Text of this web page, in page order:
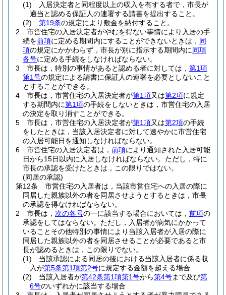
(1)
入居決定者と同程度以上の収入を有する者で，市長が
適当と認める保証人の連署する請書を提出すること。
(2)
第19条の規定により敷金を納付すること。
2
市営住宅の入居決定者がやむを得ない事情により入居の手
続を前項に定める期間内にすることができないときは， 同
項の規定にかかわらず，市長が別に指示する期間内に同項
各号に定める手続をしなければならない。
3
市長は，特別の事情があると認める者に対しては， 第1項
第1号の規定による請書に保証人の連署を必要としないこと
とすることができる。
4
市長は，市営住宅の入居決定者が第1項又は第2項に規定
する期間内に第1項の手続をしないときは，市営住宅の入居
の決定を取り消すことができる。
5
市長は，市営住宅の入居決定者が第1項又は第2項の手続
をしたときは，当該入居決定者に対して速やかに市営住宅
の入居可能日を通知しなければならない。
6
市営住宅の入居決定者は， 前項により通知された入居可能
日から15日以内に入居しなければならない。 ただし，特に
市長の承認を受けたときは，この限りではない。
(同居の承認)
第12条
市営住宅の入居者は，当該市営住宅への入居の際に
同居した親族以外の者を同居させようとするときは，市長
の承認を得なければならない。
2
市長は， 次の各号の一に該当する場合においては， 前項の
承認をしてはならない。 ただし，入居者が病気にかかって
いることその他特別の事情により当該入居者が入居の際に
同居した親族以外の者を同居させることが必要であると市
長が認めるときは，この限りでない。
(1)
当該承認による同居の後における当該入居者に係る収
入が第5条第1項第2号に規定する金額を超える場合
(2)
当該入居者が第42条第1項第1号から第4号まで及び第
6号のいずれかに該当する場合